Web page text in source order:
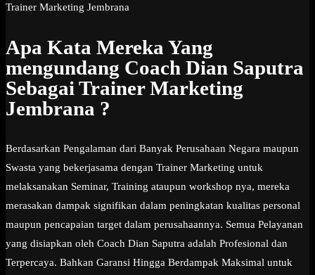
Trainer Marketing Jembrana
Apa Kata Mereka Yang
mengundang Coach Dian Saputra
Sebagai Trainer Marketing
Jembrana ?
Berdasarkan Pengalaman dari Banyak Perusahaan Negara maupun
Swasta yang bekerjasama dengan Trainer Marketing untuk
melaksanakan Seminar, Training ataupun workshop nya, mereka
merasakan dampak signifikan dalam peningkatan kualitas personal
maupun pencapaian target dalam perusahaannya. Semua Pelayanan
yang disiapkan oleh Coach Dian Saputra adalah Profesional dan
Terpercaya. Bahkan Garansi Hingga Berdampak Maksimal untuk